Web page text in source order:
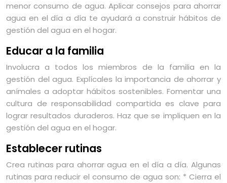
menor consumo de agua. Aplicar consejos para ahorrar
agua en el día a día te ayudará a construir hábitos de
gestión del agua en el hogar.
Educar a la familia
Involucra a todos los miembros de la familia en la
gestión del agua. Explícales la importancia de ahorrar y
anímales a adoptar hábitos sostenibles. Fomentar una
cultura de responsabilidad compartida es clave para
lograr resultados duraderos. Haz que se impliquen en la
gestión del agua en el hogar.
Establecer rutinas
Crea rutinas para ahorrar agua en el día a día. Algunas
rutinas para reducir el consumo de agua son: * Cierra el